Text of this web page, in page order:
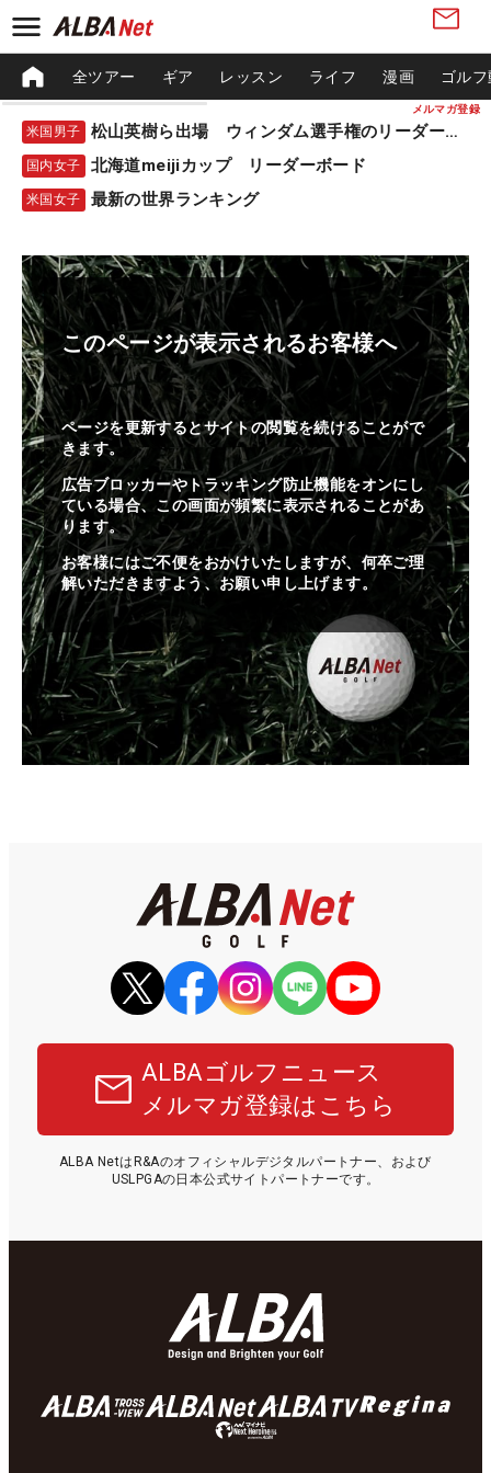
メルマガ登録
全ツアー ギア レッスン ライフ 漫画 ゴル
米国男子 松山英樹ら出場 ウィンダム選手権のリーダーボード
国内女子 北海道meijiカップ リーダーボード
米国女子 最新の世界ランキング
このページが表示されるお客様へ
ページを更新するとサイトの閲覧を続けることがで
きます。
広告ブロッカーやトラッキング防止機能をオンにし
ている場合、この画面が頻繁に表示されることがあ
ります。
お客様にはご不便をおかけいたしますが、何卒ご理
解いただきますよう、お願い申し上げます。
ALBAゴルフニュース
メルマガ登録はこちら
ALBA NetはR&Aのオフィシャルデジタルパートナー、および
USLPGAの日本公式サイトパートナーです。